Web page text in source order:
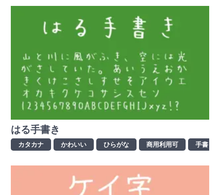
はる手書き
カタカナ かわいい ひらがな 商用利用可 手書き